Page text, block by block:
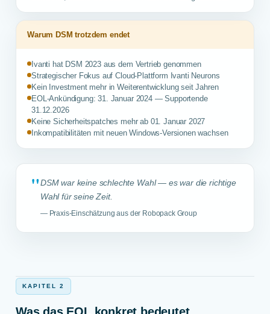
Warum DSM trotzdem endet
Ivanti hat DSM 2023 aus dem Vertrieb genommen
Strategischer Fokus auf Cloud-Plattform Ivanti Neurons
Kein Investment mehr in Weiterentwicklung seit Jahren
EOL-Ankündigung: 31. Januar 2024 — Supportende
31.12.2026
Keine Sicherheitspatches mehr ab 01. Januar 2027
Inkompatibilitäten mit neuen Windows-Versionen wachsen
"DSM war keine schlechte Wahl — es war die richtige
Wahl für seine Zeit.
— Praxis-Einschätzung aus der Robopack Group
KAPITEL 2